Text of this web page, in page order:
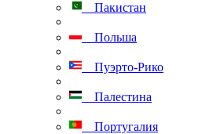
Пакистан
Польша
Пуэрто-Рико
Палестина
Португалия